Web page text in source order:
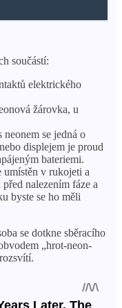
součástí:
elektrického
žárovka, u
se jedná o
displejem je proud
bateriemi.
umístěn v rukojeti a
nalezením fáze a
byste se ho měli
se dotkne sběracího
„hrot-neon-